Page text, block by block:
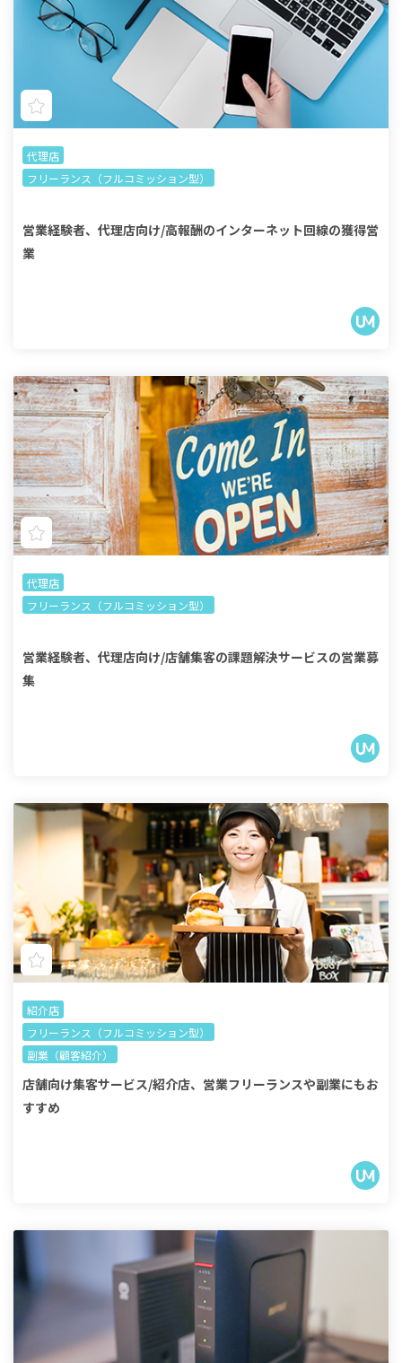
代理店
フリーランス（フルコミッション型）
営業経験者、代理店向け/高報酬のインターネット回線の獲得営
業
代理店
フリーランス（フルコミッション型）
営業経験者、代理店向け/店舗集客の課題解決サービスの営業募
集
紹介店
フリーランス（フルコミッション型）
副業（顧客紹介）
店舗向け集客サービス/紹介店、営業フリーランスや副業にもお
すすめ